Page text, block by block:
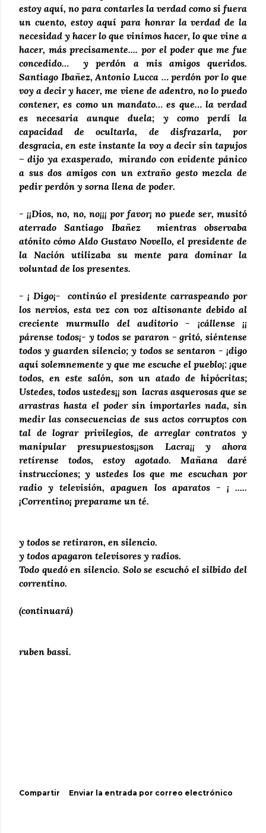
estoy aquí, no para contarles la verdad como si fuera
un cuento, estoy aquí para honrar la verdad de la
necesidad y hacer lo que vinimos hacer, lo que vine a
hacer, más precisamente.... por el poder que me fue
concedido… y perdón a mis amigos queridos.
Santiago Ibañez, Antonio Lucca … perdón por lo que
voy a decir y hacer, me viene de adentro, no lo puedo
contener, es como un mandato… es que… la verdad
es necesaria aunque duela; y como perdí la
capacidad de ocultarla, de disfrazarla, por
desgracia, en este instante la voy a decir sin tapujos
– dijo ya exasperado, mirando con evidente pánico
a sus dos amigos con un extraño gesto mezcla de
pedir perdón y sorna llena de poder.
- ¡¡Dios, no, no, no¡¡¡ por favor¡ no puede ser, musitó
aterrado Santiago Ibañez mientras observaba
atónito cómo Aldo Gustavo Novello, el presidente de
la Nación utilizaba su mente para dominar la
voluntad de los presentes.
- ¡ Digo¡- continúo el presidente carraspeando por
los nervios, esta vez con voz altisonante debido al
creciente murmullo del auditorio - ¡cállense ¡¡
párense todos¡- y todos se pararon - gritó, siéntense
todos y guarden silencio; y todos se sentaron - ¡digo
aquí solemnemente y que me escuche el pueblo¡: ¡que
todos, en este salón, son un atado de hipócritas;
Ustedes, todos ustedes¡¡ son lacras asquerosas que se
arrastras hasta el poder sin importarles nada, sin
medir las consecuencias de sus actos corruptos con
tal de lograr privilegios, de arreglar contratos y
manipular presupuestos¡¡son Lacra¡¡ y ahora
retírense todos, estoy agotado. Mañana daré
instrucciones; y ustedes los que me escuchan por
radio y televisión, apaguen los aparatos - ¡ .....
¡Correntino¡ preparame un té.
y todos se retiraron, en silencio.
y todos apagaron televisores y radios.
Todo quedó en silencio. Solo se escuchó el silbido del
correntino.
(continuará)
ruben bassi.
Compartir Enviar la entrada por correo electrónico